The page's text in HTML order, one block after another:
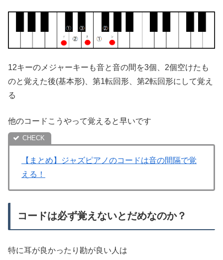
12キーのメジャーキーも音と音の間を3個、2個空けたも
のと覚えた後(基本形)、第1転回形、第2転回形にして覚え
る
他のコードこうやって覚えると早いです
【まとめ】ジャズピアノのコードは音の間隔で覚
える！
コードは必ず覚えないとだめなのか？
特に耳が良かったり勘が良い人は